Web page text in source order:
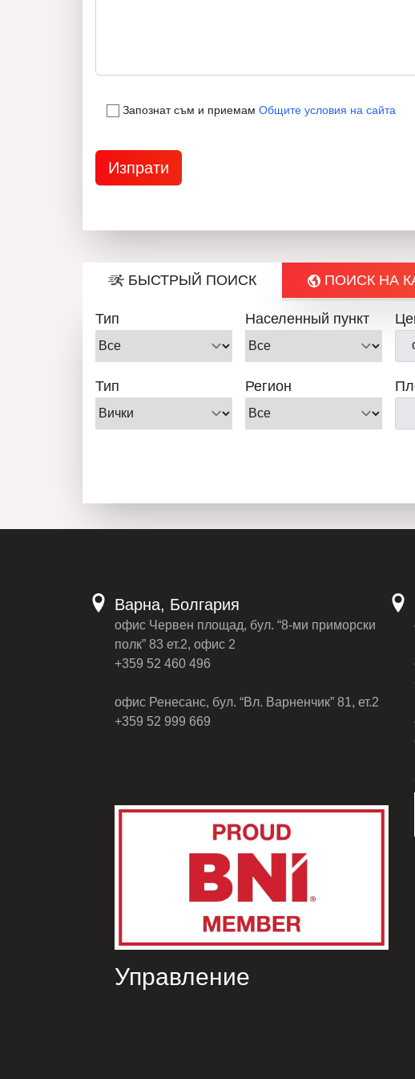
Запознат съм и приемам Общите условия на сайта
БЫСТРЫЙ ПОИСК ПОИСК НА
Тип Населенный пункт
Тип Регион
Варна, Болгария
офис Червен площад, бул. “8-ми приморски
полк” 83 ет.2, офис 2
+359 52 460 496
офис Ренесанс, бул. “Вл. Варненчик” 81, ет.2
+359 52 999 669
Управление